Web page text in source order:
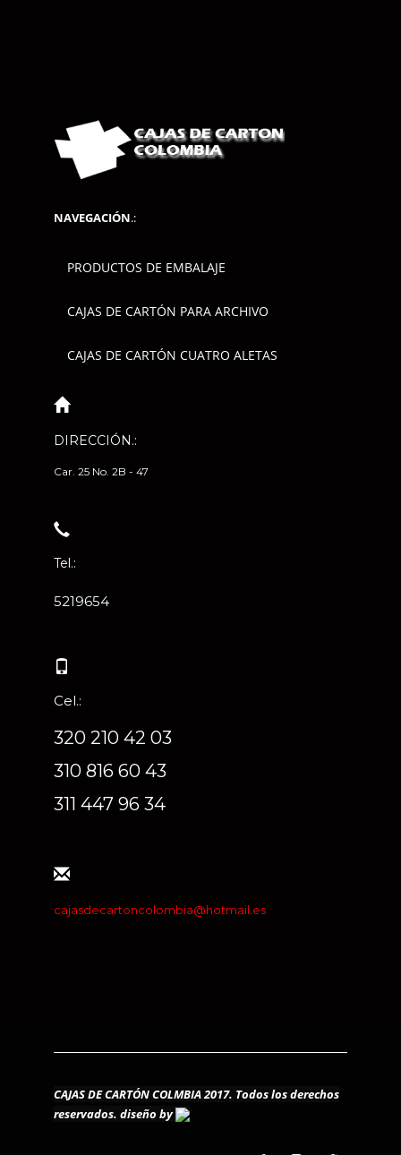
NAVEGACIÓN.:
PRODUCTOS DE EMBALAJE
CAJAS DE CARTÓN PARA ARCHIVO
CAJAS DE CARTÓN CUATRO ALETAS
DIRECCIÓN.:
Car. 25 No. 2B - 47
Tel.:
5219654
Cel.:
320 210 42 03
310 816 60 43
311 447 96 34
cajasdecartoncolombia@hotmail.es
CAJAS DE CARTÓN COLMBIA 2017. Todos los derechos
reservados. diseño by